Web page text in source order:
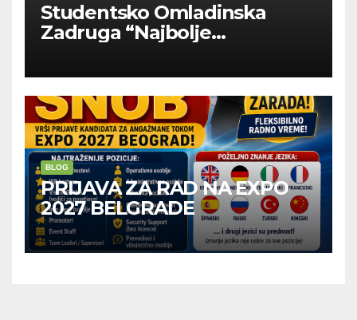
Studentsko Omladinska
Zadruga “Najbolje
BLOG
PRIJAVA ZA RAD NA EXPO
2027 BELGRADE